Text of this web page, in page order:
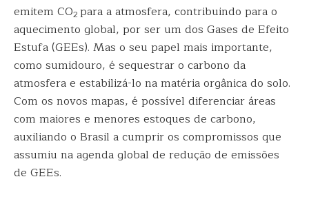
emitem CO2 para a atmosfera, contribuindo para o
aquecimento global, por ser um dos Gases de Efeito
Estufa (GEEs). Mas o seu papel mais importante,
como sumidouro, é sequestrar o carbono da
atmosfera e estabilizá-lo na matéria orgânica do solo.
Com os novos mapas, é possível diferenciar áreas
com maiores e menores estoques de carbono,
auxiliando o Brasil a cumprir os compromissos que
assumiu na agenda global de redução de emissões
de GEEs.